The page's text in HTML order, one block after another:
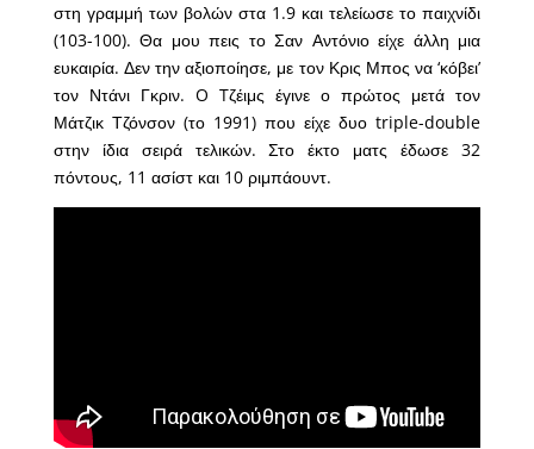
στη γραμμή των βολών στα 1.9 και τελείωσε το παιχνίδι
(103-100). Θα μου πεις το Σαν Αντόνιο είχε άλλη μια
ευκαιρία. Δεν την αξιοποίησε, με τον Κρις Μπος να ‘κόβει’
τον Ντάνι Γκριν. O Tζέιμς έγινε ο πρώτος μετά τον
Μάτζικ Τζόνσον (το 1991) που είχε δυο triple-double
στην ίδια σειρά τελικών. Στο έκτο ματς έδωσε 32
πόντους, 11 ασίστ και 10 ριμπάουντ.